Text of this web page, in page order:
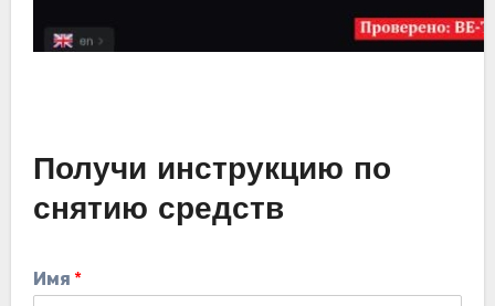
Получи инструкцию по
снятию средств
Имя *